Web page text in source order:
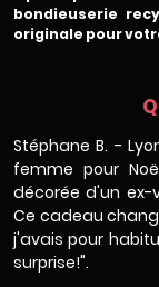
bondieuserie
originale pour
Stéphane B. -
femme pour
décorée d'un
Ce cadeau
j'avais pour
surprise!".